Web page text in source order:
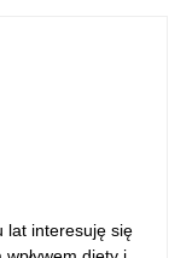
lat interesuję się